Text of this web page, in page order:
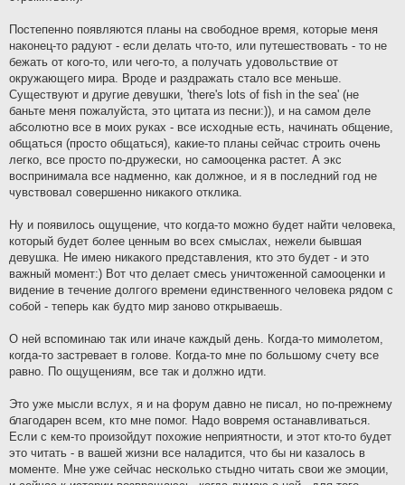
Постепенно появляются планы на свободное время, которые меня
наконец-то радуют - если делать что-то, или путешествовать - то не
бежать от кого-то, или чего-то, а получать удовольствие от
окружающего мира. Вроде и раздражать стало все меньше.
Существуют и другие девушки, 'there's lots of fish in the sea' (не
баньте меня пожалуйста, это цитата из песни:)), и на самом деле
абсолютно все в моих руках - все исходные есть, начинать общение,
общаться (просто общаться), какие-то планы сейчас строить очень
легко, все просто по-дружески, но самооценка растет. А экс
воспринимала все надменно, как должное, и я в последний год не
чувствовал совершенно никакого отклика.
Ну и появилось ощущение, что когда-то можно будет найти человека,
который будет более ценным во всех смыслах, нежели бывшая
девушка. Не имею никакого представления, кто это будет - и это
важный момент:) Вот что делает смесь уничтоженной самооценки и
видение в течение долгого времени единственного человека рядом с
собой - теперь как будто мир заново открываешь.
О ней вспоминаю так или иначе каждый день. Когда-то мимолетом,
когда-то застревает в голове. Когда-то мне по большому счету все
равно. По ощущениям, все так и должно идти.
Это уже мысли вслух, я и на форум давно не писал, но по-прежнему
благодарен всем, кто мне помог. Надо вовремя останавливаться.
Если с кем-то произойдут похожие неприятности, и этот кто-то будет
это читать - в вашей жизни все наладится, что бы ни казалось в
моменте. Мне уже сейчас несколько стыдно читать свои же эмоции,